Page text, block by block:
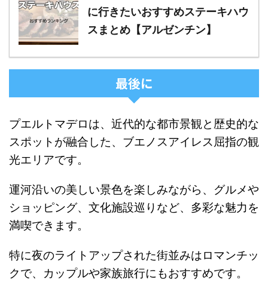
に行きたいおすすめステーキハウ
スまとめ【アルゼンチン】
最後に
プエルトマデロは、近代的な都市景観と歴史的な
スポットが融合した、ブエノスアイレス屈指の観
光エリアです。
運河沿いの美しい景色を楽しみながら、グルメや
ショッピング、文化施設巡りなど、多彩な魅力を
満喫できます。
特に夜のライトアップされた街並みはロマンチッ
クで、カップルや家族旅行にもおすすめです。